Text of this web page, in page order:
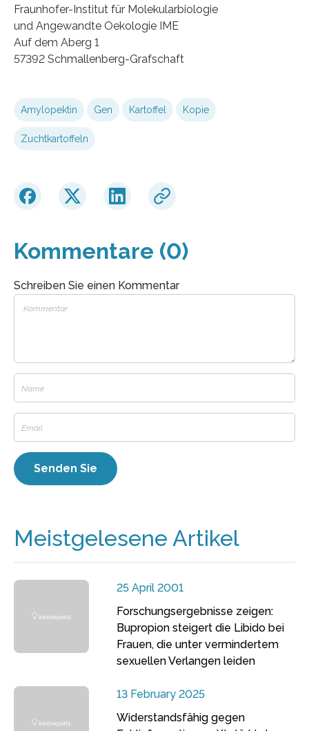
Fraunhofer-Institut für Molekularbiologie
und Angewandte Oekologie IME
Auf dem Aberg 1
57392 Schmallenberg-Grafschaft
Amylopektin Gen Kartoffel Kopie
Zuchtkartoffeln
Kommentare (0)
Schreiben Sie einen Kommentar
Meistgelesene Artikel
25 April 2001
Forschungsergebnisse zeigen:
Bupropion steigert die Libido bei
Frauen, die unter vermindertem
sexuellen Verlangen leiden
13 February 2025
Widerstandsfähig gegen